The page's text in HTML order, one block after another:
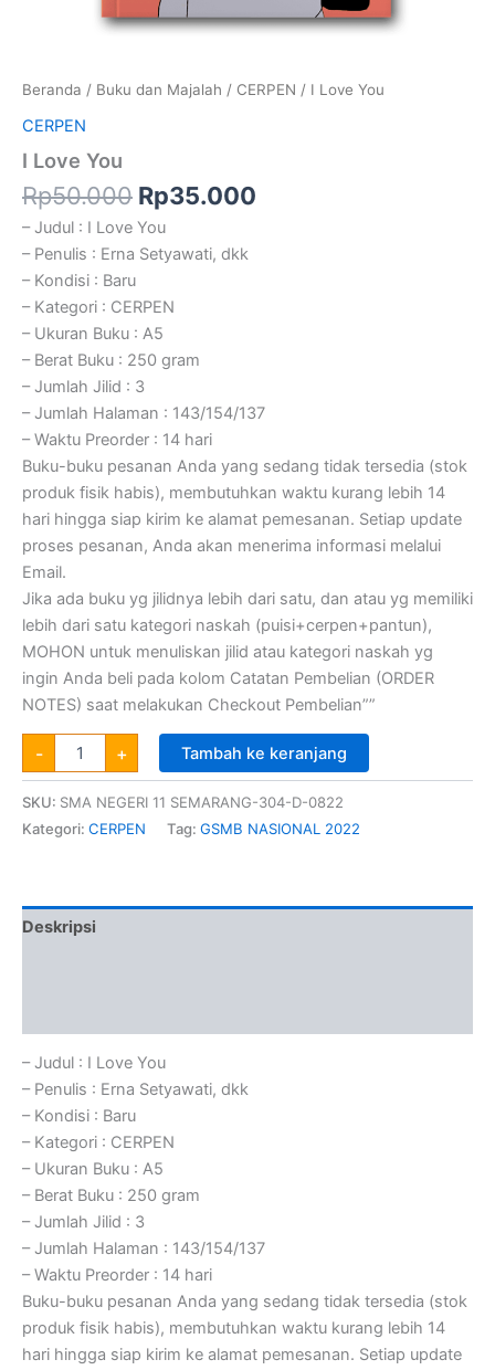
Beranda / Buku dan Majalah / CERPEN / I Love You
CERPEN
I Love You
Rp50.000 Rp35.000
– Judul : I Love You
– Penulis : Erna Setyawati, dkk
– Kondisi : Baru
– Kategori : CERPEN
– Ukuran Buku : A5
– Berat Buku : 250 gram
– Jumlah Jilid : 3
– Jumlah Halaman : 143/154/137
– Waktu Preorder : 14 hari
Buku-buku pesanan Anda yang sedang tidak tersedia (stok
produk fisik habis), membutuhkan waktu kurang lebih 14
hari hingga siap kirim ke alamat pemesanan. Setiap update
proses pesanan, Anda akan menerima informasi melalui
Email.
Jika ada buku yg jilidnya lebih dari satu, dan atau yg memiliki
lebih dari satu kategori naskah (puisi+cerpen+pantun),
MOHON untuk menuliskan jilid atau kategori naskah yg
ingin Anda beli pada kolom Catatan Pembelian (ORDER
NOTES) saat melakukan Checkout Pembelian””
- + Tambah ke keranjang
SKU: SMA NEGERI 11 SEMARANG-304-D-0822
Kategori: CERPEN Tag: GSMB NASIONAL 2022
Deskripsi
– Judul : I Love You
– Penulis : Erna Setyawati, dkk
– Kondisi : Baru
– Kategori : CERPEN
– Ukuran Buku : A5
– Berat Buku : 250 gram
– Jumlah Jilid : 3
– Jumlah Halaman : 143/154/137
– Waktu Preorder : 14 hari
Buku-buku pesanan Anda yang sedang tidak tersedia (stok
produk fisik habis), membutuhkan waktu kurang lebih 14
hari hingga siap kirim ke alamat pemesanan. Setiap update